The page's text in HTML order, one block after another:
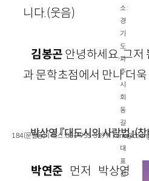
니다.(웃음)
김봉곤 안녕하세요. 그저
과 문학초점에서 만나 더
박상영 『대도시의 사랑법』(
박연준 먼저 박상영
소 :
경
기
도
파
주
시
회
동
길
184(문발동)ㅣ팩스 : 031-955-3399 ㅣ
대
표
전